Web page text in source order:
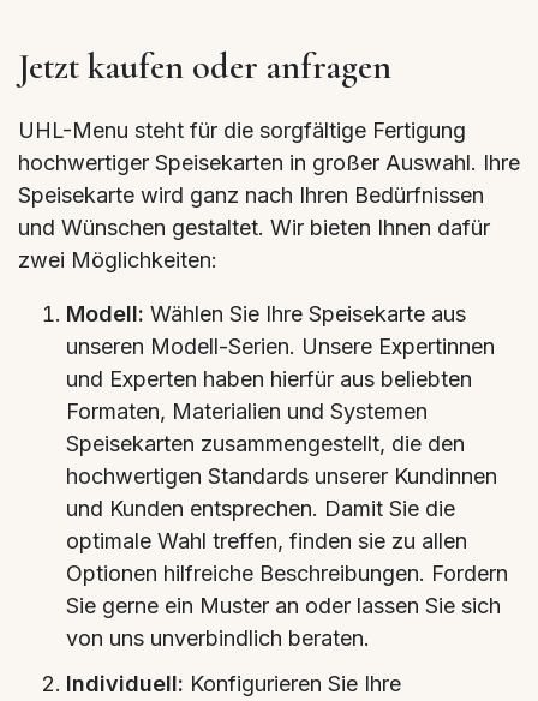
Jetzt kaufen oder anfragen
UHL-Menu steht für die sorgfältige Fertigung
hochwertiger Speisekarten in großer Auswahl. Ihre
Speisekarte wird ganz nach Ihren Bedürfnissen
und Wünschen gestaltet. Wir bieten Ihnen dafür
zwei Möglichkeiten:
Modell: Wählen Sie Ihre Speisekarte aus
unseren Modell-Serien. Unsere Expertinnen
und Experten haben hierfür aus beliebten
Formaten, Materialien und Systemen
Speisekarten zusammengestellt, die den
hochwertigen Standards unserer Kundinnen
und Kunden entsprechen. Damit Sie die
optimale Wahl treffen, finden sie zu allen
Optionen hilfreiche Beschreibungen. Fordern
Sie gerne ein Muster an oder lassen Sie sich
von uns unverbindlich beraten.
Individuell: Konfigurieren Sie Ihre